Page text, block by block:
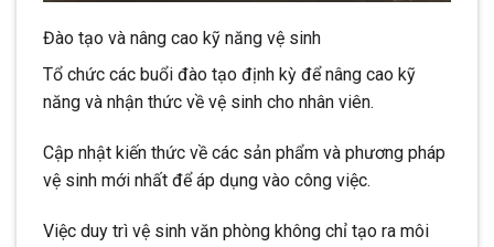
Đào tạo và nâng cao kỹ năng vệ sinh
Tổ chức các buổi đào tạo định kỳ để nâng cao kỹ
năng và nhận thức về vệ sinh cho nhân viên.
Cập nhật kiến thức về các sản phẩm và phương pháp
vệ sinh mới nhất để áp dụng vào công việc.
Việc duy trì vệ sinh văn phòng không chỉ tạo ra môi